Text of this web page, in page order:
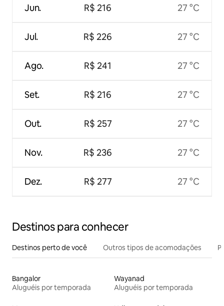
Jun.
Jul.
Ago.
Set.
Out.
Nov.
Dez.
R$ 216
R$ 226
R$ 241
R$ 216
R$ 257
R$ 236
R$ 277
27 °C
27 °C
27 °C
27 °C
27 °C
27 °C
27 °C
Destinos para conhecer
Destinos perto de você Outros tipos de acomodações
Bangalor
Aluguéis por temporada
Wayanad
Aluguéis por temporada